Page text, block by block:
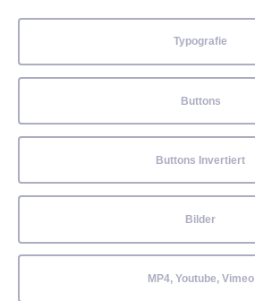
Typografie
Buttons
Buttons Invertiert
Bilder
MP4, Youtube, Vimeo